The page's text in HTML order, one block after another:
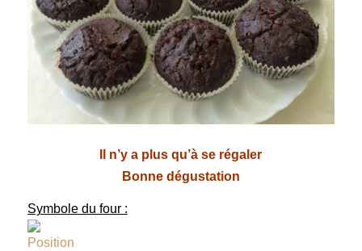
Il n’y a plus qu’à se régaler
Bonne dégustation
Symbole du four :